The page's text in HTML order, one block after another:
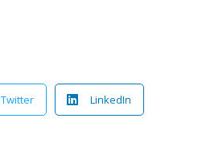
Twitter LinkedIn